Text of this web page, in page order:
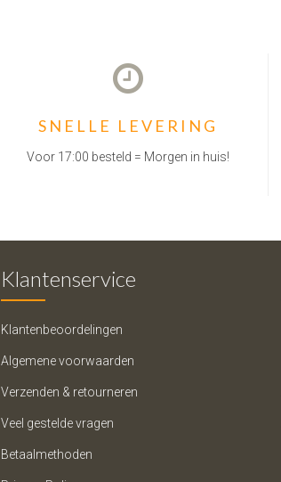
SNELLE LEVERING
Voor 17:00 besteld = Morgen in huis!
Klantenservice
Klantenbeoordelingen
Algemene voorwaarden
Verzenden & retourneren
Veel gestelde vragen
Betaalmethoden